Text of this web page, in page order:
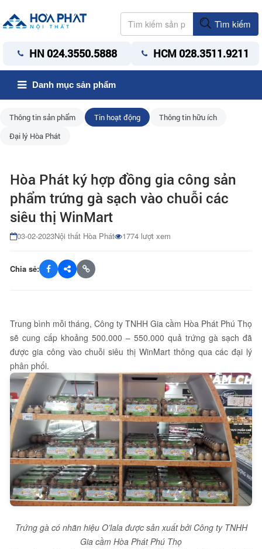
Tìm kiếm
HN 024.3550.5888 HCM 028.3511.9211
Danh mục sản phẩm
Thông tin sản phẩm Tin hoạt động
Thông tin hữu ích
Đại lý Hòa Phát
Hòa Phát ký hợp đồng gia công sản
phẩm trứng gà sạch vào chuỗi các
siêu thị WinMart
03-02-2023Nội thất Hòa Phát 1774 lượt xem
Chia sẻ:
Trung bình mỗi tháng, Công ty TNHH Gia cầm Hòa Phát Phú Thọ
sẽ cung cấp khoảng 500.000 – 550.000 quả trứng gà sạch đã
được gia công vào chuỗi siêu thị WinMart thông qua các đại lý
phân phối.
Trứng gà có nhãn hiệu O’lala được sản xuất bởi Công ty TNHH
Gia cầm Hòa Phát Phú Thọ